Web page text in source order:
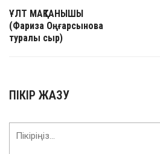
ҰЛТ МАҚТАНЫШЫ
(Фариза Оңғарсынова
туралы сыр)
ПІКІР ЖАЗУ